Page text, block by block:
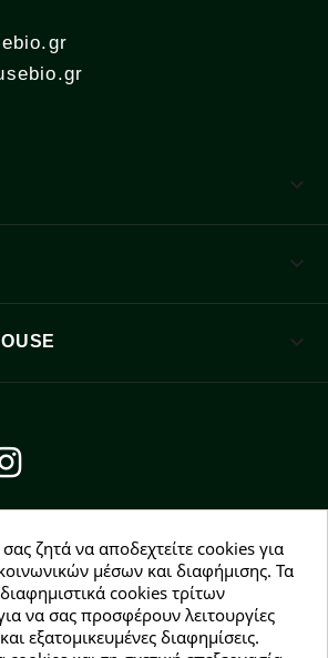



και θα είστε οι πρώτοι που θα
γύρω από προσφορές, εκπτώσεις
ζητά να αποδεχτείτε cookies για
μέσων και διαφήμισης. Τα
cookies τρίτων
να σας προσφέρουν λειτουργίες
εξατομικευμένες διαφημίσεις.